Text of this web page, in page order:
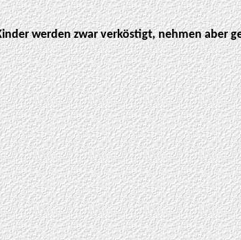
werden zwar verköstigt, nehmen aber